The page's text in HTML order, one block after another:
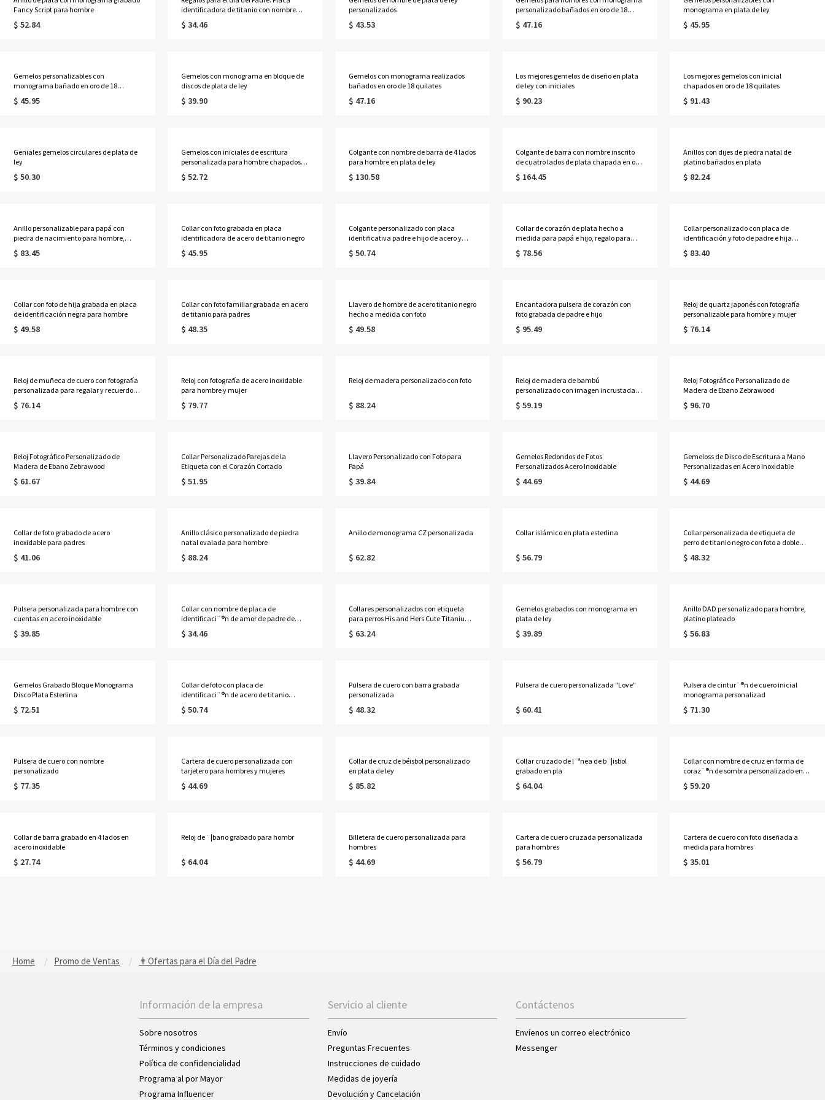
Fancy Script para hombre
$ 52.84
identificadora de titanio con nombre
personalizable grabado
$ 34.46
personalizados
$ 43.53
personalizado bañados en oro de 18
quilates
$ 47.16
monograma en plata de ley
$ 45.95
Gemelos personalizables con
monograma bañado en oro de 18
quilates
$ 45.95
Gemelos con monograma en bloque de
discos de plata de ley
$ 39.90
Gemelos con monograma realizados
bañados en oro de 18 quilates
$ 47.16
Los mejores gemelos de diseño en plata
de ley con iniciales
$ 90.23
Los mejores gemelos con inicial
chapados en oro de 18 quilates
$ 91.43
Geniales gemelos circulares de plata de
ley
$ 50.30
Gemelos con iniciales de escritura
personalizada para hombre chapados
en oro de 18 quilates
$ 52.72
Colgante con nombre de barra de 4 lados
para hombre en plata de ley
$ 130.58
Colgante de barra con nombre inscrito
de cuatro lados de plata chapada en oro
de 18 quilates
$ 164.45
Anillos con dijes de piedra natal de
platino bañados en plata
$ 82.24
Anillo personalizable para papá con
piedra de nacimiento para hombre,
chapado en oro y plata
$ 83.45
Collar con foto grabada en placa
identificadora de acero de titanio negro
$ 45.95
Colgante personalizado con placa
identificativa padre e hijo de acero y
titanio
$ 50.74
Collar de corazón de plata hecho a
medida para papá e hijo, regalo para
mujer/mamá/ella/amante
$ 78.56
Collar personalizado con placa de
identificación y foto de padre e hija
grabada
$ 83.40
Collar con foto de hija grabada en placa
de identificación negra para hombre
$ 49.58
Collar con foto familiar grabada en acero
de titanio para padres
$ 48.35
Llavero de hombre de acero titanio negro
hecho a medida con foto
$ 49.58
Encantadora pulsera de corazón con
foto grabada de padre e hijo
$ 95.49
Reloj de quartz japonés con fotografía
personalizable para hombre y mujer
$ 76.14
Reloj de muñeca de cuero con fotografía
personalizada para regalar y recuerdo
unisex
$ 76.14
Reloj con fotografía de acero inoxidable
para hombre y mujer
$ 79.77
Reloj de madera personalizado con foto
$ 88.24
Reloj de madera de bambú
personalizado con imagen incrustada
para hombre y mujer.
$ 59.19
Reloj Fotográfico Personalizado de
Madera de Ebano Zebrawood
$ 96.70
Reloj Fotográfico Personalizado de
Madera de Ebano Zebrawood
$ 61.67
Collar Personalizado Parejas de la
Etiqueta con el Corazón Cortado
$ 51.95
Llavero Personalizado con Foto para
Papá
$ 39.84
Gemelos Redondos de Fotos
Personalizados Acero Inoxidable
$ 44.69
Gemeloss de Disco de Escritura a Mano
Personalizadas en Acero Inoxidable
$ 44.69
Collar de foto grabado de acero
inoxidable para padres
$ 41.06
Anillo clásico personalizado de piedra
natal ovalada para hombre
$ 88.24
Anillo de monograma CZ personalizada
$ 62.82
Collar islámico en plata esterlina
$ 56.79
Collar personalizada de etiqueta de
perro de titanio negro con foto a doble
cara
$ 48.32
Pulsera personalizada para hombre con
cuentas en acero inoxidable
$ 39.85
Collar con nombre de placa de
identificaci¨®n de amor de padre de
acero de titani
$ 34.46
Collares personalizados con etiqueta
para perros His and Hers Cute Titanium
Steel
$ 63.24
Gemelos grabados con monograma en
plata de ley
$ 39.89
Anillo DAD personalizado para hombre,
platino plateado
$ 56.83
Gemelos Grabado Bloque Monograma
Disco Plata Esterlina
$ 72.51
Collar de foto con placa de
identificaci¨®n de acero de titanio
grabad
$ 50.74
Pulsera de cuero con barra grabada
personalizada
$ 48.32
Pulsera de cuero personalizada "Love"
$ 60.41
Pulsera de cintur¨®n de cuero inicial
monograma personalizad
$ 71.30
Pulsera de cuero con nombre
personalizado
$ 77.35
Cartera de cuero personalizada con
tarjetero para hombres y mujeres
$ 44.69
Collar de cruz de béisbol personalizado
en plata de ley
$ 85.82
Collar cruzado de l¨ªnea de b¨¦isbol
grabado en pla
$ 64.04
Collar con nombre de cruz en forma de
coraz¨®n de sombra personalizado en
plat
$ 59.20
Collar de barra grabado en 4 lados en
acero inoxidable
$ 27.74
Reloj de ¨¦bano grabado para hombr
$ 64.04
Billetera de cuero personalizada para
hombres
$ 44.69
Cartera de cuero cruzada personalizada
para hombres
$ 56.79
Cartera de cuero con foto diseñada a
medida para hombres
$ 35.01
Home Promo de Ventas 👨Ofertas para el Día del Padre
Información de la empresa
Sobre nosotros
Términos y condiciones
Política de confidencialidad
Programa al por Mayor
Programa Influencer
Servicio al cliente
Envío
Preguntas Frecuentes
Instrucciones de cuidado
Medidas de joyería
Devolución y Cancelación
Contáctenos
Envíenos un correo electrónico
Messenger